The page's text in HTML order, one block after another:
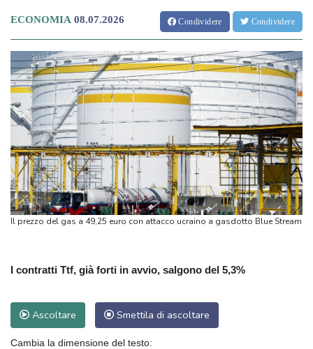
ECONOMIA 08.07.2026 Condividere Condividere
Il prezzo del gas a 49,25 euro con attacco ucraino a gasdotto Blue Stream
I contratti Ttf, già forti in avvio, salgono del 5,3%
Ascoltare Smettila di ascoltare
Cambia la dimensione del testo: